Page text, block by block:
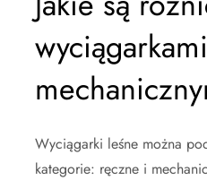
Wyciągarki leśne można
kategorie: ręczne i